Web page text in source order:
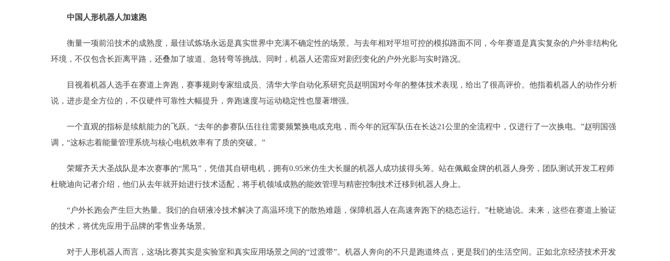
中国人形机器人加速跑
衡量一项前沿技术的成熟度，最佳试炼场永远是真实世界中充满不确定性的场景。与去年相对平坦可控的模拟路面不同，今年赛道是真实复杂的户外非结构化
环境，不仅包含长距离平路，还叠加了坡道、急转弯等挑战。同时，机器人还需应对剧烈变化的户外光影与实时路况。
目视着机器人选手在赛道上奔跑，赛事规则专家组成员、清华大学自动化系研究员赵明国对今年的整体技术表现，给出了很高评价。他指着机器人的动作分析
说，进步是全方位的，不仅硬件可靠性大幅提升，奔跑速度与运动稳定性也显著增强。
一个直观的指标是续航能力的飞跃。“去年的参赛队伍往往需要频繁换电或充电，而今年的冠军队伍在长达21公里的全流程中，仅进行了一次换电。”赵明国强
调，“这标志着能量管理系统与核心电机效率有了质的突破。”
荣耀齐天大圣战队是本次赛事的“黑马”，凭借其自研电机，拥有0.95米仿生大长腿的机器人成功拔得头筹。站在佩戴金牌的机器人身旁，团队测试开发工程师
杜晓迪向记者介绍，他们从去年就开始进行技术适配，将手机领域成熟的能效管理与精密控制技术迁移到机器人身上。
“户外长跑会产生巨大热量。我们的自研液冷技术解决了高温环境下的散热难题，保障机器人在高速奔跑下的稳态运行。”杜晓迪说。未来，这些在赛道上验证
的技术，将优先应用于品牌的零售业务场景。
对于人形机器人而言，这场比赛其实是实验室和真实应用场景之间的“过渡带”。机器人奔向的不只是跑道终点，更是我们的生活空间。正如北京经济技术开发